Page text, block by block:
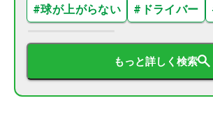
#球が上がらない # ドライバー
もっと詳しく検索